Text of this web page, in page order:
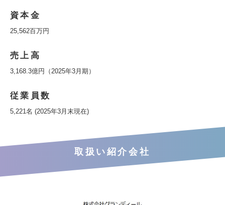
資本金
25,562百万円
売上高
3,168.3億円（2025年3月期）
従業員数
5,221名 (2025年3月末現在)
取扱い紹介会社